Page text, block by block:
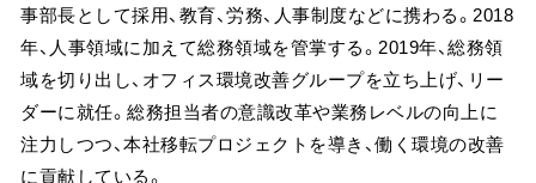
事部長として採用、教育、労務、人事制度などに携わる。2018
年、人事領域に加えて総務領域を管掌する。2019年、総務領
域を切り出し、オフィス環境改善グループを立ち上げ、リー
ダーに就任。総務担当者の意識改革や業務レベルの向上に
注力しつつ、本社移転プロジェクトを導き、働く環境の改善
に貢献している。